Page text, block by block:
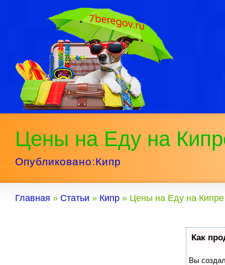
Цены на Еду на
Опубликовано:Кипр
Главная » Статьи » Кипр » Цены на Еду на
Как
Вы